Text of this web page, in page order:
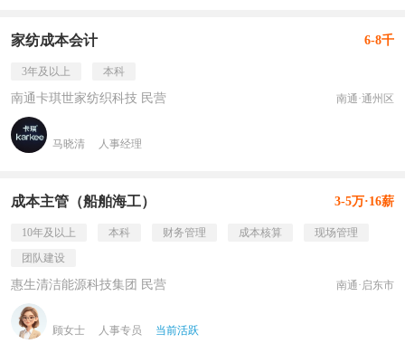
家纺成本会计 6-8千
3年及以上 本科
南通卡琪世家纺织科技 民营 南通·通州区
马晓清 人事经理
成本主管（船舶海工） 3-5万·16薪
10年及以上 本科 财务管理 成本核算
现场管理
团队建设
惠生清洁能源科技集团 民营 南通·启东市
顾女士 人事专员 当前活跃